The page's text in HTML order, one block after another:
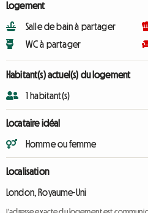
Logement
Salle de bain à partager
WC à partager
Habitant(s) actuel(s) du logement
1 habitant(s)
Locataire idéal
Homme ou femme
Localisation
London, Royaume-Uni